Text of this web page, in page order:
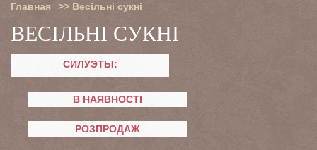
Главная >> Весільні сукні
ВЕСІЛЬНІ СУКНІ
СИЛУЭТЫ:
В НАЯВНОСТІ
РОЗПРОДАЖ